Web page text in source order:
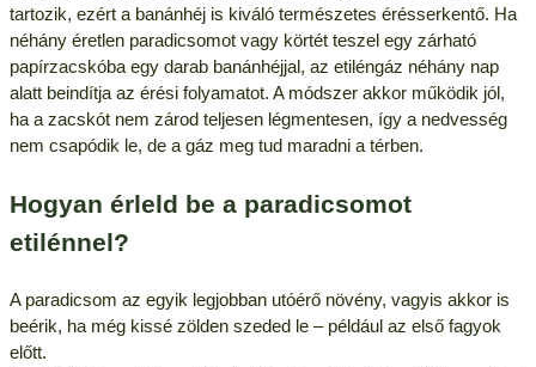
tartozik, ezért a banánhéj is kiváló természetes érésserkentő. Ha
néhány éretlen paradicsomot vagy körtét teszel egy zárható
papírzacskóba egy darab banánhéjjal, az etiléngáz néhány nap
alatt beindítja az érési folyamatot. A módszer akkor működik jól,
ha a zacskót nem zárod teljesen légmentesen, így a nedvesség
nem csapódik le, de a gáz meg tud maradni a térben.
Hogyan érleld be a paradicsomot
etilénnel?
A paradicsom az egyik legjobban utóérő növény, vagyis akkor is
beérik, ha még kissé zölden szeded le – például az első fagyok
előtt.